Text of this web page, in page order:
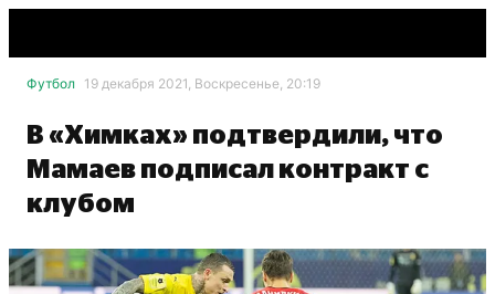
Футбол 19 декабря 2021, Воскресенье, 20:19
В «Химках» подтвердили, что
Мамаев подписал контракт с
клубом